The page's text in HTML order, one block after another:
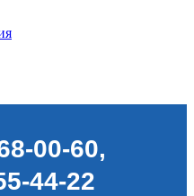
00-60,
44-22